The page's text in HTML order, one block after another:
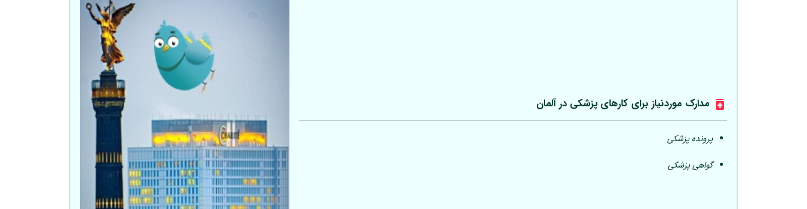
مدارک موردنیاز برای کارهای پزشکی درآلمان
پرونده پزشکی
گواهی پزشکی